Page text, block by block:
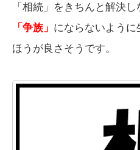
「相続」をきちんと解決
「争族」 にならないように
ほうが良さそうです。